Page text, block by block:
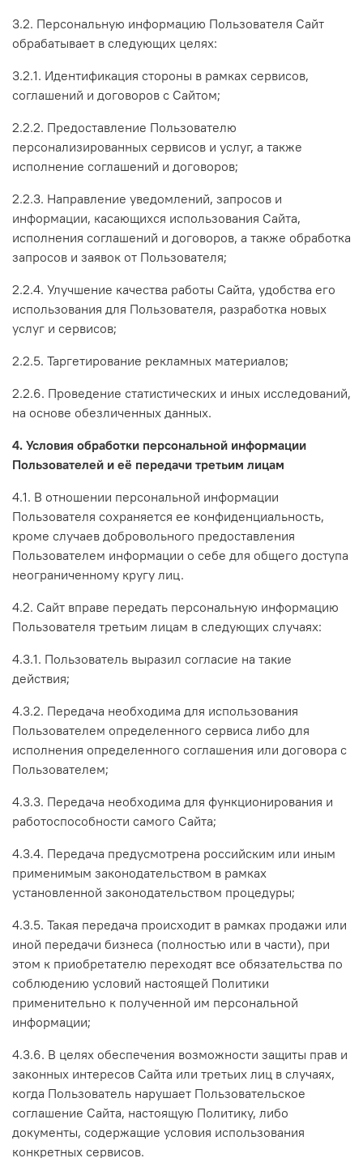
3.2. Персональную информацию Пользователя Сайт
обрабатывает в следующих целях:
3.2.1. Идентификация стороны в рамках сервисов,
соглашений и договоров с Сайтом;
2.2.2. Предоставление Пользователю
персонализированных сервисов и услуг, а также
исполнение соглашений и договоров;
2.2.3. Направление уведомлений, запросов и
информации, касающихся использования Сайта,
исполнения соглашений и договоров, а также обработка
запросов и заявок от Пользователя;
2.2.4. Улучшение качества работы Сайта, удобства его
использования для Пользователя, разработка новых
услуг и сервисов;
2.2.5. Таргетирование рекламных материалов;
2.2.6. Проведение статистических и иных исследований,
на основе обезличенных данных.
4. Условия обработки персональной информации
Пользователей и её передачи третьим лицам
4.1. В отношении персональной информации
Пользователя сохраняется ее конфиденциальность,
кроме случаев добровольного предоставления
Пользователем информации о себе для общего доступа
неограниченному кругу лиц.
4.2. Сайт вправе передать персональную информацию
Пользователя третьим лицам в следующих случаях:
4.3.1. Пользователь выразил согласие на такие
действия;
4.3.2. Передача необходима для использования
Пользователем определенного сервиса либо для
исполнения определенного соглашения или договора с
Пользователем;
4.3.3. Передача необходима для функционирования и
работоспособности самого Сайта;
4.3.4. Передача предусмотрена российским или иным
применимым законодательством в рамках
установленной законодательством процедуры;
4.3.5. Такая передача происходит в рамках продажи или
иной передачи бизнеса (полностью или в части), при
этом к приобретателю переходят все обязательства по
соблюдению условий настоящей Политики
применительно к полученной им персональной
информации;
4.3.6. В целях обеспечения возможности защиты прав и
законных интересов Сайта или третьих лиц в случаях,
когда Пользователь нарушает Пользовательское
соглашение Сайта, настоящую Политику, либо
документы, содержащие условия использования
конкретных сервисов.